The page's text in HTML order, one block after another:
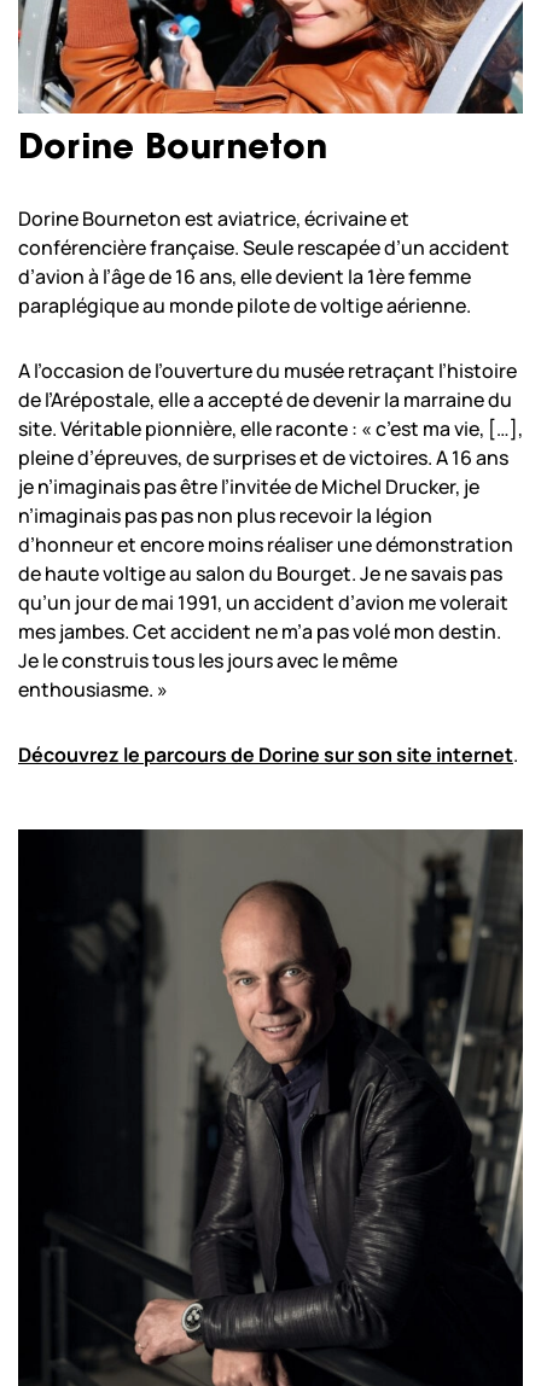
Dorine Bourneton
Dorine Bourneton est aviatrice, écrivaine et
conférencière française. Seule rescapée d’un accident
d’avion à l’âge de 16 ans, elle devient la 1ère femme
paraplégique au monde pilote de voltige aérienne.
A l’occasion de l’ouverture du musée retraçant l’histoire
de l’Arépostale, elle a accepté de devenir la marraine du
site. Véritable pionnière, elle raconte : « c’est ma vie, […],
pleine d’épreuves, de surprises et de victoires. A 16 ans
je n’imaginais pas être l’invitée de Michel Drucker, je
n’imaginais pas pas non plus recevoir la légion
d’honneur et encore moins réaliser une démonstration
de haute voltige au salon du Bourget. Je ne savais pas
qu’un jour de mai 1991, un accident d’avion me volerait
mes jambes. Cet accident ne m’a pas volé mon destin.
Je le construis tous les jours avec le même
enthousiasme. »
Découvrez le parcours de Dorine sur son site internet.